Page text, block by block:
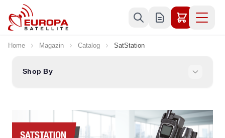
Skip to Content
Home Magazin Catalog SatStation
Shop By